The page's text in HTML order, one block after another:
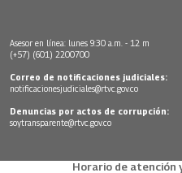
Asesor en línea: lunes 9:30 a.m. - 12 m
(+57) (601) 2200700
Correo de notificaciones judiciales:
notificacionesjudiciales@rtvc.gov.co
Denuncias por actos de corrupción:
soytransparente@rtvc.gov.co
Horario de atención